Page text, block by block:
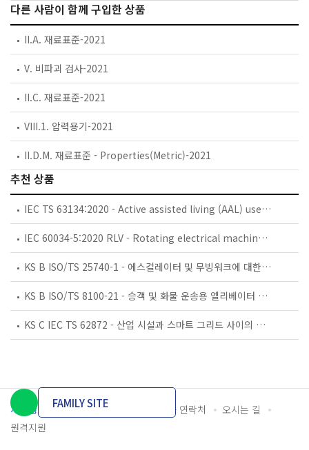
다른 사람이 함께 구입한 상품
II.A. 재료표준-2021
V. 비파괴 검사-2021
II.C. 재료표준-2021
VIII.1. 압력용기-2021
II.D.M. 재료표준 - Properties(Metric)-2021
추천 상품
IEC TS 63134:2020 - Active assisted living (AAL) use cases
IEC 60034-5:2020 RLV - Rotating electrical machines - Part 5: Degrees of protection provided by the integral design of rotating electrical machines (IP code) - Classification
KS B ISO/TS 25740-1 - 에스컬레이터 및 무빙워크에 대한 안전요건 — 제1부: 세계공통 필수 안전요건(GESRs)
KS B ISO/TS 8100-21 - 승객 및 화물 운송용 엘리베이터 —제21부: 세계공통 필수안전요건(GESRs)을 충족하는 세계공통 안전 파라미터(GSPs)
KS C IEC TS 62872 - 산업 시설과 스마트 그리드 사이의 산업 공정 측정, 제어 및 자동화 시스템 인터페이스
개인정보처리방침 이용약관 담당자 연락처
오시는 길
원격지원
FAMILY SITE